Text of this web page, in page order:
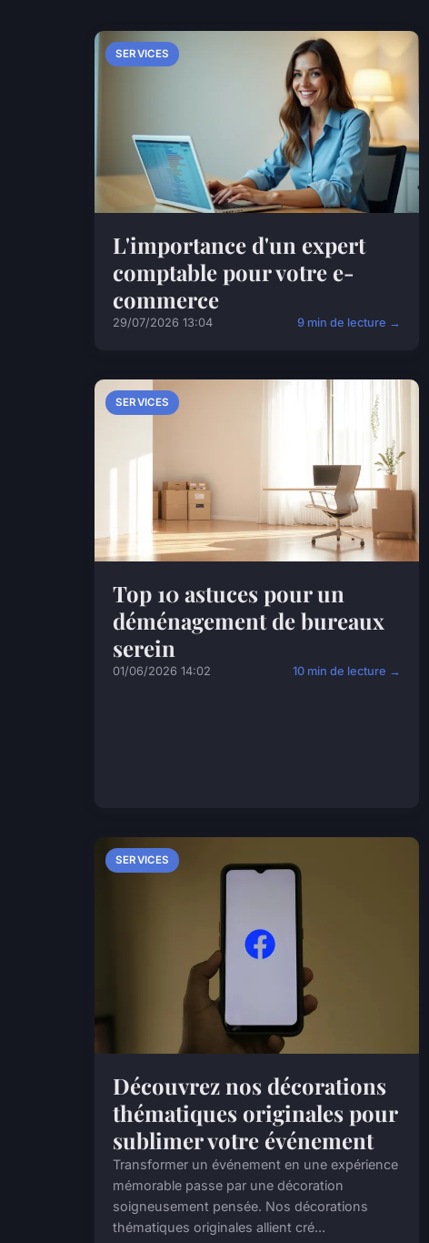
SERVICES
L'importance d'un expert
comptable pour votre e-
commerce
29/07/2026 13:04 9 min de lecture →
SERVICES
Top 10 astuces pour un
déménagement de bureaux
serein
01/06/2026 14:02 10 min de lecture →
SERVICES
Découvrez nos décorations
thématiques originales pour
sublimer votre événement
Transformer un événement en une expérience
mémorable passe par une décoration
soigneusement pensée. Nos décorations
thématiques originales allient cré...